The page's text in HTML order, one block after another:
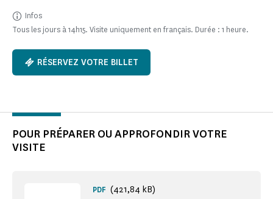
Infos
Tous les jours à 14h15. Visite uniquement en français. Durée : 1 heure.
RÉSERVEZ VOTRE BILLET
POUR PRÉPARER OU APPROFONDIR VOTRE
VISITE
PDF (421,84 kB)